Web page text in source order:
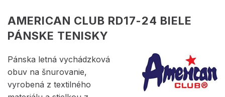
AMERICAN CLUB RD17-24 BIELE
PÁNSKE TENISKY
Pánska letná vychádzková
obuv na šnurovanie,
vyrobená z textilného